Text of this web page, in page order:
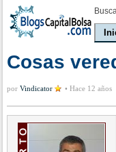
Cosas
por Vindicator • Hace 12 años